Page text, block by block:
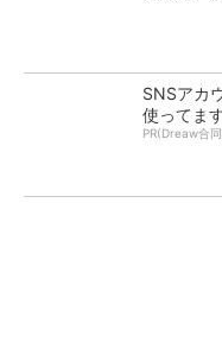
SNSアカ
使ってます
PR(Dreaw合